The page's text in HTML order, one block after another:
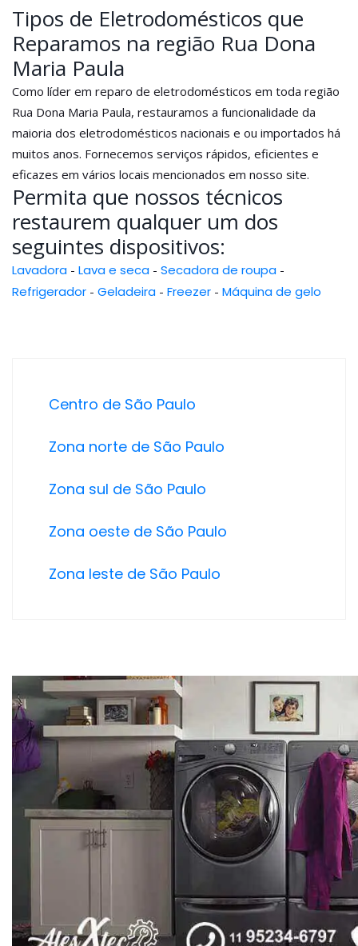
Tipos de Eletrodomésticos que
Reparamos na região Rua Dona
Maria Paula
Como líder em reparo de eletrodomésticos em toda região
Rua Dona Maria Paula, restauramos a funcionalidade da
maioria dos eletrodomésticos nacionais e ou importados há
muitos anos. Fornecemos serviços rápidos, eficientes e
eficazes em vários locais mencionados em nosso site.
Permita que nossos técnicos
restaurem qualquer um dos
seguintes dispositivos:
Lavadora - Lava e seca - Secadora de roupa -
Refrigerador - Geladeira - Freezer - Máquina de gelo
Centro de São Paulo
Zona norte de São Paulo
Zona sul de São Paulo
Zona oeste de São Paulo
Zona leste de São Paulo